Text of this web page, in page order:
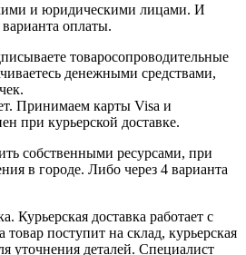
и юридическими лицами. И
варианта оплаты.
товаросопроводительные
денежными средствами,
Принимаем карты Visa и
при курьерской доставке.
собственными ресурсами, при
в городе. Либо через 4 варианта
Курьерская доставка работает с
товар поступит на склад, курьерская
уточнения деталей. Специалист